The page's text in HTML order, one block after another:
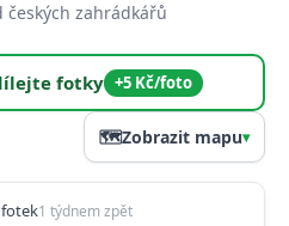
zahrádkářů
fotky +5 Kč/foto
🗺️Zobrazit mapu▾
1 týdnem zpět